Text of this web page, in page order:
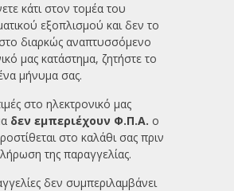
κάτι στον τομέα του
εξοπλισμού και δεν το
διαρκώς αναπτυσσόμενο
μας κατάστημα, ζητήστε το
μήνυμα σας.
στο ηλεκτρονικό μας
δεν εμπεριέχουν Φ.Π.Α. ο
στο καλάθι σας πριν
της παραγγελίας.
δεν συμπεριλαμβάνει